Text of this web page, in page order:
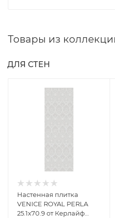
Товары из
ДЛЯ СТЕН
Настенная плитка
VENICE ROYAL PERLA
25.1x70.9 от Керлайф